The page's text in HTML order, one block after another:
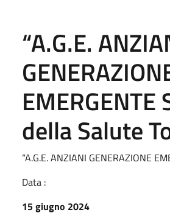
“A.G.E.
EMERGENTE
della Salute
“A.G.E. ANZIANI GENERAZIONE
Data :
15 giugno 2024